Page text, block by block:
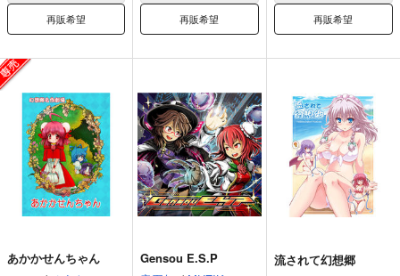
再販希望 再販希望 再販希望
あかかせんちゃん
Gensou E.S.P
流されて幻想郷